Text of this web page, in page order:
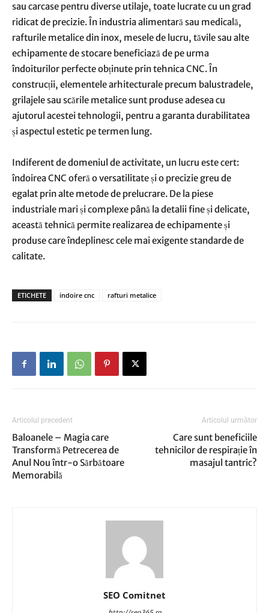
sau carcase pentru diverse utilaje, toate lucrate cu un grad
ridicat de precizie. În industria alimentară sau medicală,
rafturile metalice din inox, mesele de lucru, tăvile sau alte
echipamente de stocare beneficiază de pe urma
îndoiturilor perfecte obținute prin tehnica CNC. În
construcții, elementele arhitecturale precum balustradele,
grilajele sau scările metalice sunt produse adesea cu
ajutorul acestei tehnologii, pentru a garanta durabilitatea
și aspectul estetic pe termen lung.
Indiferent de domeniul de activitate, un lucru este cert:
îndoirea CNC oferă o versatilitate și o precizie greu de
egalat prin alte metode de prelucrare. De la piese
industriale mari și complexe până la detalii fine și delicate,
această tehnică permite realizarea de echipamente și
produse care îndeplinesc cele mai exigente standarde de
calitate.
ETICHETE indoire cnc rafturi metalice
Articolul precedent
Baloanele – Magia care
Transformă Petrecerea de
Anul Nou într-o Sărbătoare
Memorabilă
Articolul următor
Care sunt beneficiile
tehnicilor de respirație în
masajul tantric?
SEO Comitnet